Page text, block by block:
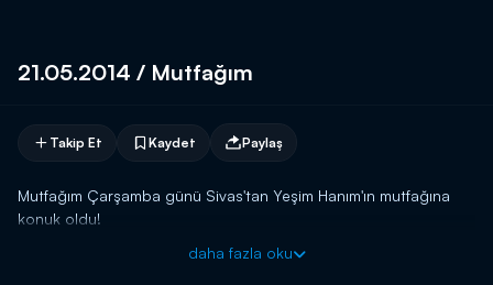
21.05.2014 / Mutfağım
Takip Et Kaydet Paylaş
Mutfağım Çarşamba günü Sivas'tan Yeşim Hanım'ın mutfağına
konuk oldu!
daha fazla oku